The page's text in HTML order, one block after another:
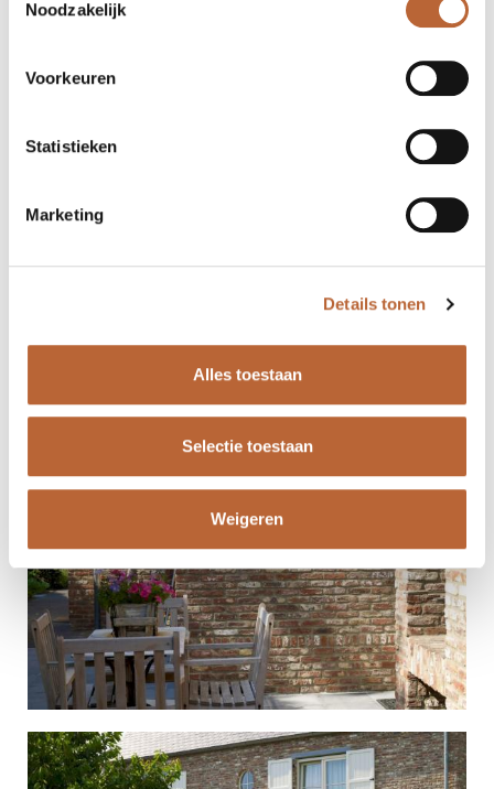
Noodzakelijk
Voorkeuren
Statistieken
Marketing
Details tonen
Alles toestaan
Selectie toestaan
Weigeren